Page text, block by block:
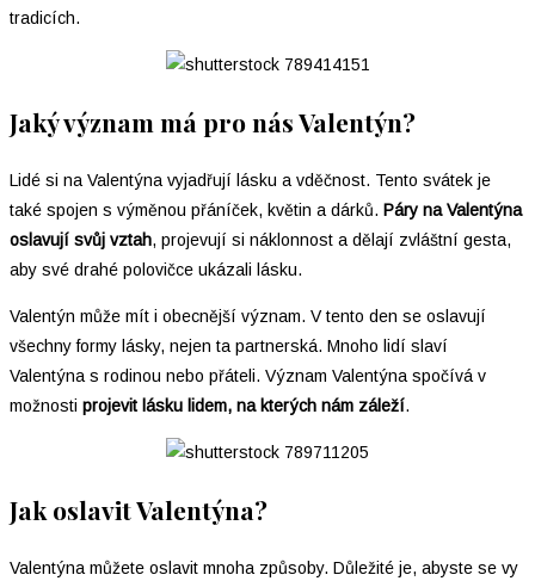
tradicích.
Jaký význam má pro nás Valentýn?
Lidé si na Valentýna vyjadřují lásku a vděčnost. Tento svátek je
také spojen s výměnou přáníček, květin a dárků. Páry na Valentýna
oslavují svůj vztah, projevují si náklonnost a dělají zvláštní gesta,
aby své drahé polovičce ukázali lásku.
Valentýn může mít i obecnější význam. V tento den se oslavují
všechny formy lásky, nejen ta partnerská. Mnoho lidí slaví
Valentýna s rodinou nebo přáteli. Význam Valentýna spočívá v
možnosti projevit lásku lidem, na kterých nám záleží.
Jak oslavit Valentýna?
Valentýna můžete oslavit mnoha způsoby. Důležité je, abyste se vy